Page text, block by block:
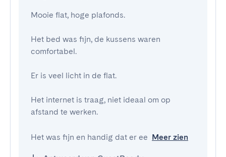
Mooie flat, hoge plafonds.
Het bed was fijn, de kussens waren
comfortabel.
Er is veel licht in de flat.
Het internet is traag, niet ideaal om op
afstand te werken.
Het was fijn en handig dat er ee Meer zien